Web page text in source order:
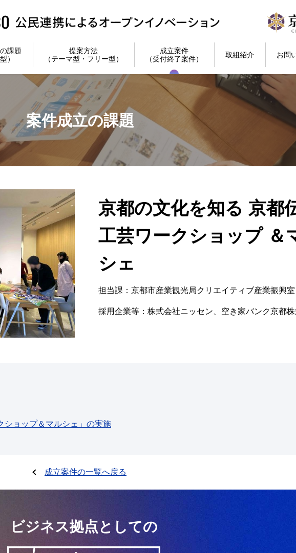
課題
）
提案方法
（テーマ型・フリー型）
成立案件
（受付終了案件）
取組紹介 お問
案件成立の課題
京都の文化を知る 京都
工芸ワークショップ ＆
シェ
担当課：京都市産業観光局クリエイティブ産業振興室
採用企業等：株式会社ニッセン、空き家バンク京都
ショップ＆マルシェ」の実施
成立案件の一覧へ戻る
ビジネス拠点としての